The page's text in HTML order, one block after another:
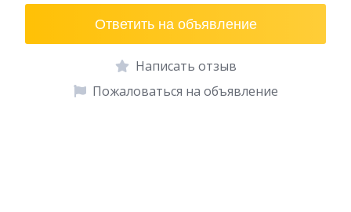
Ответить на объявление
Написать отзыв
Пожаловаться на объявление